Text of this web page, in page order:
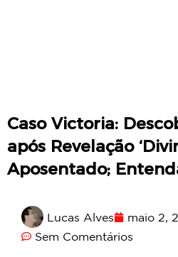
Caso Victoria:
após Revelação
Aposentado;
Lucas Alves maio 2,
Sem Comentários